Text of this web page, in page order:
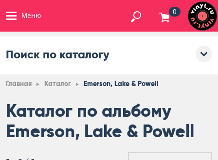
Меню 0
Поиск по каталогу
Главная Каталог Emerson, Lake & Powell
Каталог по альбому
Emerson, Lake & Powell